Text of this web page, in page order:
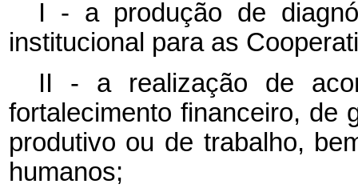
I - a produção de
institucional para as
II - a realização de
fortalecimento financeiro, de
produtivo ou de trabalho,
humanos;